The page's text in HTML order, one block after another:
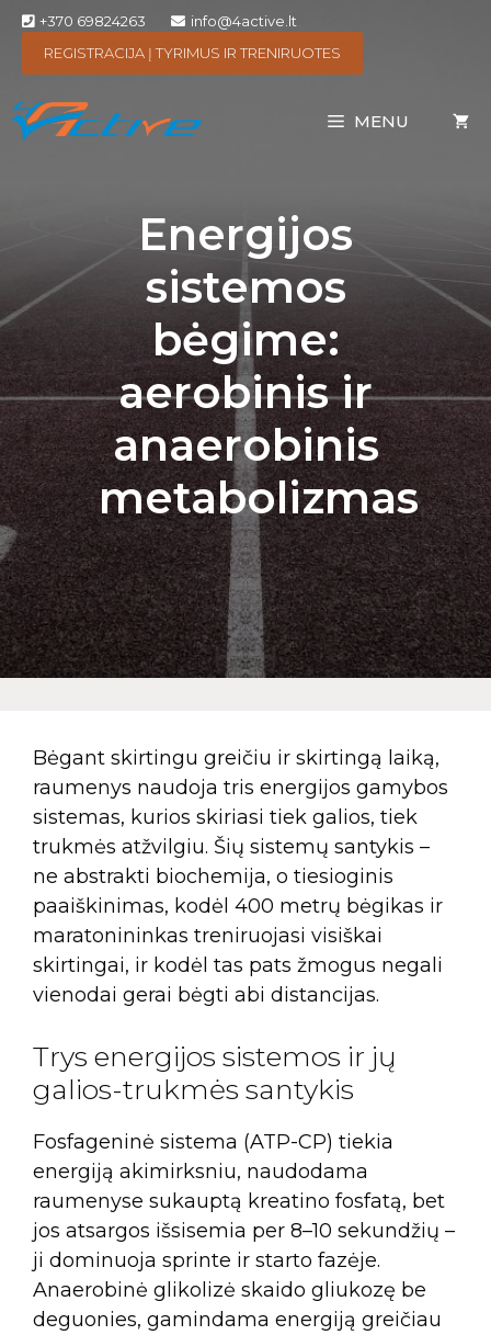
+370 69824263
info@4active.lt
REGISTRACIJA Į TYRIMUS IR TRENIRUOTES
MENU
Energijos
sistemos
bėgime:
aerobinis ir
anaerobinis
metabolizmas
Bėgant skirtingu greičiu ir skirtingą laiką,
raumenys naudoja tris energijos gamybos
sistemas, kurios skiriasi tiek galios, tiek
trukmės atžvilgiu. Šių sistemų santykis –
ne abstrakti biochemija, o tiesioginis
paaiškinimas, kodėl 400 metrų bėgikas ir
maratonininkas treniruojasi visiškai
skirtingai, ir kodėl tas pats žmogus negali
vienodai gerai bėgti abi distancijas.
Trys energijos sistemos ir jų
galios-trukmės santykis
Fosfageninė sistema (ATP-CP) tiekia
energiją akimirksniu, naudodama
raumenyse sukauptą kreatino fosfatą, bet
jos atsargos išsisemia per 8–10 sekundžių –
ji dominuoja sprinte ir starto fazėje.
Anaerobinė glikolizė skaido gliukozę be
deguonies, gamindama energiją greičiau